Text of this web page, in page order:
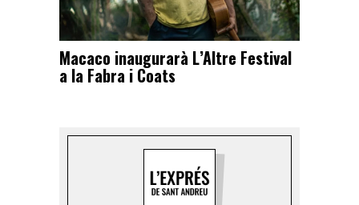
Macaco inaugurarà L’Altre Festival
a la Fabra i Coats